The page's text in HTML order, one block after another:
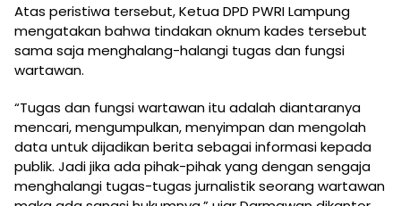
Atas peristiwa tersebut, Ketua DPD PWRI Lampung
mengatakan bahwa tindakan oknum kades tersebut
sama saja menghalang-halangi tugas dan fungsi
wartawan.
“Tugas dan fungsi wartawan itu adalah diantaranya
mencari, mengumpulkan, menyimpan dan mengolah
data untuk dijadikan berita sebagai informasi kepada
publik. Jadi jika ada pihak-pihak yang dengan sengaja
menghalangi tugas-tugas jurnalistik seorang wartawan